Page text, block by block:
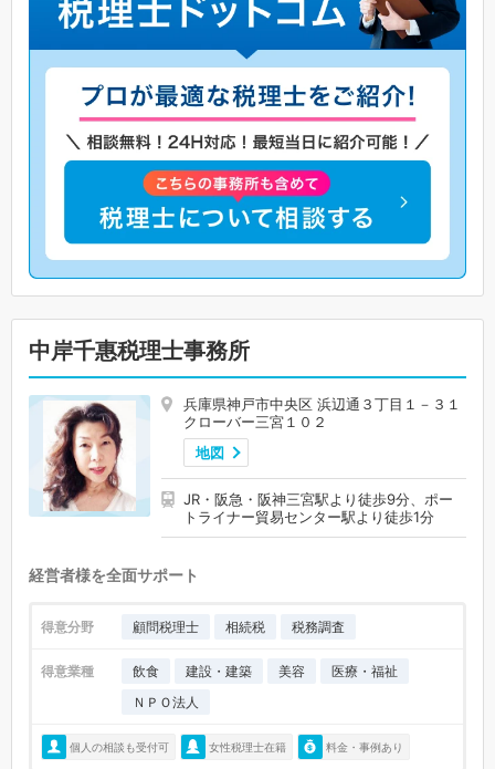
中岸千惠税理士事務所
兵庫県神戸市中央区 浜辺通３丁目１－３１
クローバー三宮１０２
地図
JR・阪急・阪神三宮駅より徒歩9分、ポー
トライナー貿易センター駅より徒歩1分
経営者様を全面サポート
得意分野 顧問税理士 相続税 税務調査
得意業種 飲食 建設・建築 美容
医療・福祉
ＮＰＯ法人
個人の相談も受付可 女性税理士在籍 料金・事例あり